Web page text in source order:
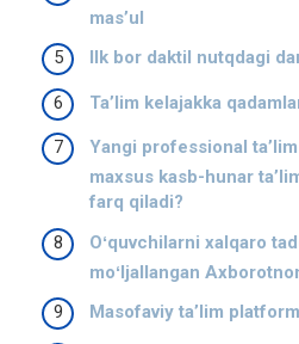
masʼul
Ilk bor daktil nutqdagi
Taʼlim kelajakka
Yangi professional
maxsus kasb-hunar
farq qiladi?
Oʻquvchilarni xalqaro
moʻljallangan
Masofaviy taʼlim